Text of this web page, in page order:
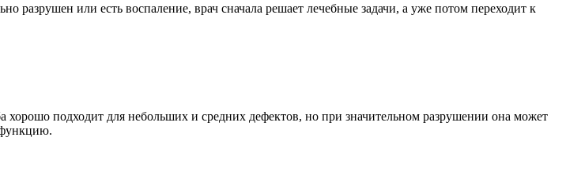
разрушен или есть воспаление, врач сначала решает лечебные задачи, а уже потом переходит к
подходит для небольших и средних дефектов, но при значительном разрушении она может
функцию.